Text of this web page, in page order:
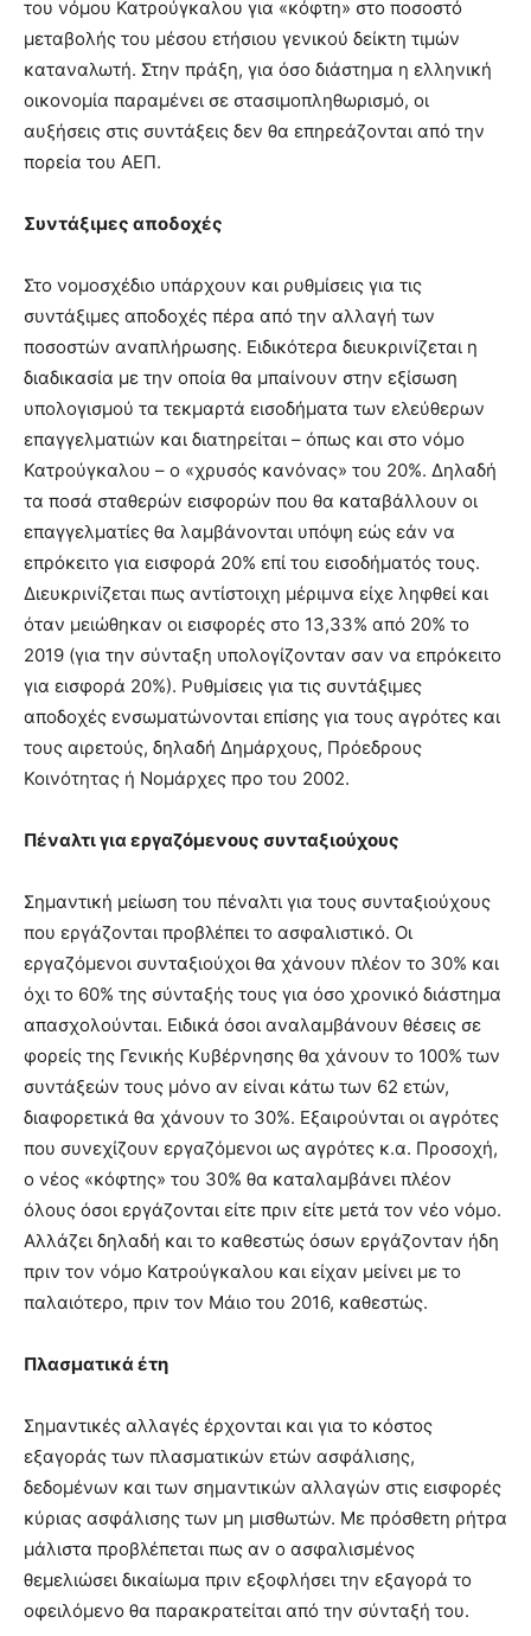
του νόμου Κατρούγκαλου για «κόφτη» στο ποσοστό
μεταβολής του μέσου ετήσιου γενικού δείκτη τιμών
καταναλωτή. Στην πράξη, για όσο διάστημα η ελληνική
οικονομία παραμένει σε στασιμοπληθωρισμό, οι
αυξήσεις στις συντάξεις δεν θα επηρεάζονται από την
πορεία του ΑΕΠ.
Συντάξιμες αποδοχές
Στο νομοσχέδιο υπάρχουν και ρυθμίσεις για τις
συντάξιμες αποδοχές πέρα από την αλλαγή των
ποσοστών αναπλήρωσης. Ειδικότερα διευκρινίζεται η
διαδικασία με την οποία θα μπαίνουν στην εξίσωση
υπολογισμού τα τεκμαρτά εισοδήματα των ελεύθερων
επαγγελματιών και διατηρείται – όπως και στο νόμο
Κατρούγκαλου – ο «χρυσός κανόνας» του 20%. Δηλαδή
τα ποσά σταθερών εισφορών που θα καταβάλλουν οι
επαγγελματίες θα λαμβάνονται υπόψη εώς εάν να
επρόκειτο για εισφορά 20% επί του εισοδήματός τους.
Διευκρινίζεται πως αντίστοιχη μέριμνα είχε ληφθεί και
όταν μειώθηκαν οι εισφορές στο 13,33% από 20% το
2019 (για την σύνταξη υπολογίζονταν σαν να επρόκειτο
για εισφορά 20%). Ρυθμίσεις για τις συντάξιμες
αποδοχές ενσωματώνονται επίσης για τους αγρότες και
τους αιρετούς, δηλαδή Δημάρχους, Πρόεδρους
Κοινότητας ή Νομάρχες προ του 2002.
Πέναλτι για εργαζόμενους συνταξιούχους
Σημαντική μείωση του πέναλτι για τους συνταξιούχους
που εργάζονται προβλέπει το ασφαλιστικό. Οι
εργαζόμενοι συνταξιούχοι θα χάνουν πλέον το 30% και
όχι το 60% της σύνταξής τους για όσο χρονικό διάστημα
απασχολούνται. Ειδικά όσοι αναλαμβάνουν θέσεις σε
φορείς της Γενικής Κυβέρνησης θα χάνουν το 100% των
συντάξεών τους μόνο αν είναι κάτω των 62 ετών,
διαφορετικά θα χάνουν το 30%. Εξαιρούνται οι αγρότες
που συνεχίζουν εργαζόμενοι ως αγρότες κ.α. Προσοχή,
ο νέος «κόφτης» του 30% θα καταλαμβάνει πλέον
όλους όσοι εργάζονται είτε πριν είτε μετά τον νέο νόμο.
Αλλάζει δηλαδή και το καθεστώς όσων εργάζονταν ήδη
πριν τον νόμο Κατρούγκαλου και είχαν μείνει με το
παλαιότερο, πριν τον Μάιο του 2016, καθεστώς.
Πλασματικά έτη
Σημαντικές αλλαγές έρχονται και για το κόστος
εξαγοράς των πλασματικών ετών ασφάλισης,
δεδομένων και των σημαντικών αλλαγών στις εισφορές
κύριας ασφάλισης των μη μισθωτών. Με πρόσθετη ρήτρα
μάλιστα προβλέπεται πως αν ο ασφαλισμένος
θεμελιώσει δικαίωμα πριν εξοφλήσει την εξαγορά το
οφειλόμενο θα παρακρατείται από την σύνταξή του.